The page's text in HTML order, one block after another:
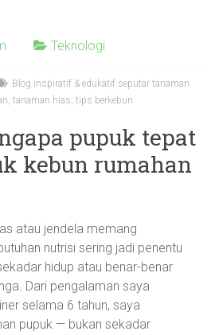
Teknologi
Blog inspiratif & edukatif seputar tanaman
,tanaman hias,tips berkebun
pupuk tepat
kebun rumahan
atau jendela memang
nutrisi sering jadi penentu
hidup atau benar-benar
Dari pengalaman saya
selama 6 tahun, saya
pupuk — bukan sekadar